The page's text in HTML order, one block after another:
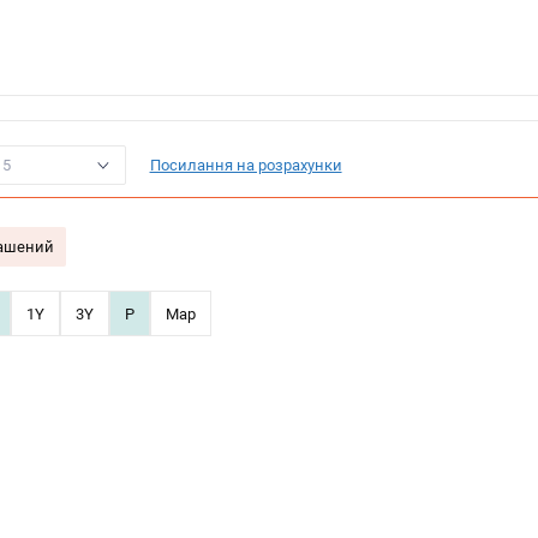
Посилання на розрахунки
1Y 3Y P Map